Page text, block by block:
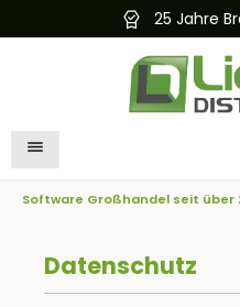
springen 25 Jahre
Software Großhandel seit über
Datenschutz